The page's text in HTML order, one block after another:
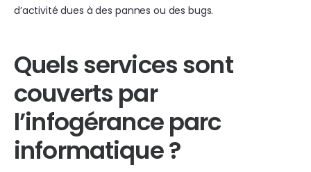
d’activité dues à des pannes ou des bugs.
Quels services sont
couverts par
l’infogérance parc
informatique ?